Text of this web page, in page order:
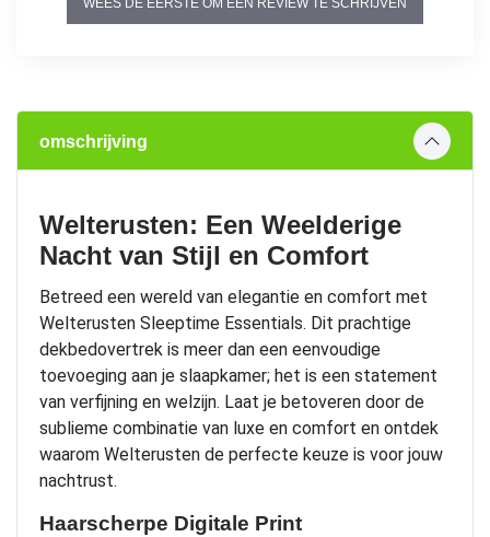
WEES DE EERSTE OM EEN REVIEW TE SCHRIJVEN
omschrijving
Welterusten: Een Weelderige
Nacht van Stijl en Comfort
Betreed een wereld van elegantie en comfort met
Welterusten Sleeptime Essentials. Dit prachtige
dekbedovertrek is meer dan een eenvoudige
toevoeging aan je slaapkamer; het is een statement
van verfijning en welzijn. Laat je betoveren door de
sublieme combinatie van luxe en comfort en ontdek
waarom Welterusten de perfecte keuze is voor jouw
nachtrust.
Haarscherpe Digitale Print